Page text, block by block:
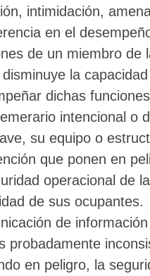
intimidación,
en el
de un miembro de
la
dichas
intencional o
su equipo o
que ponen en
operacional de
de sus ocupantes.
de
probadamente
en peligro, la